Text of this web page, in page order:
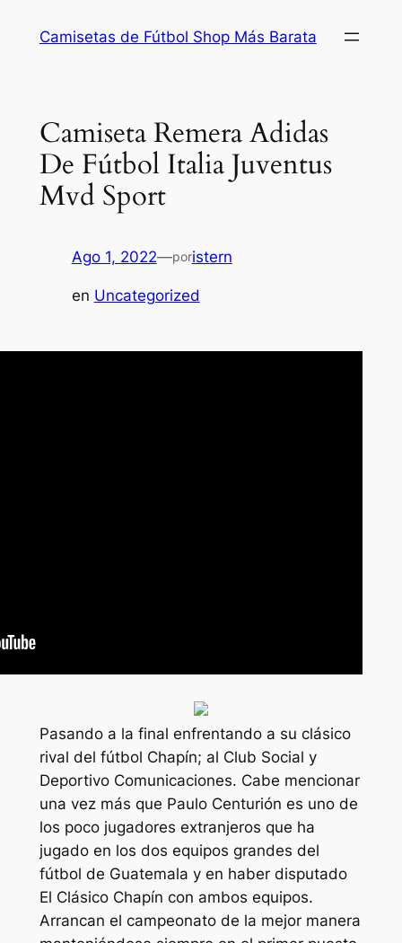
Camisetas de Fútbol Shop Más Barata
Camiseta Remera Adidas
De Fútbol Italia Juventus
Mvd Sport
Ago 1, 2022—poristern
en Uncategorized
Pasando a la final enfrentando a su clásico
rival del fútbol Chapín; al Club Social y
Deportivo Comunicaciones. Cabe mencionar
una vez más que Paulo Centurión es uno de
los poco jugadores extranjeros que ha
jugado en los dos equipos grandes del
fútbol de Guatemala y en haber disputado
El Clásico Chapín con ambos equipos.
Arrancan el campeonato de la mejor manera